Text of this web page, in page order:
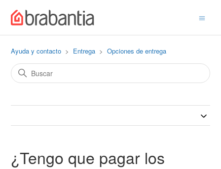
Ayuda y contacto Entrega Opciones de entrega
¿Tengo que pagar los